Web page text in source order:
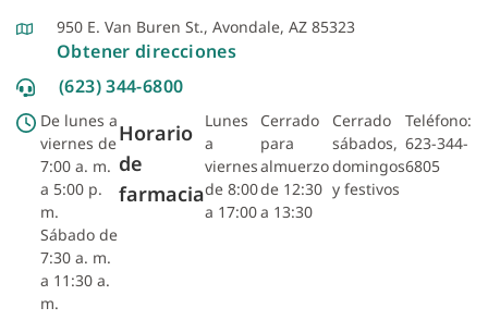
950 E. Van Buren St., Avondale, AZ 85323
Obtener direcciones
(623) 344-6800
De lunes a
viernes de
7:00 a. m.
a 5:00 p.
m.
Sábado de
7:30 a. m.
a 11:30 a.
m.
Horario
de
farmacia
Lunes
a
viernes
de 8:00
a 17:00
Cerrado
para
almuerzo
de 12:30
a 13:30
Cerrado
sábados,
domingos
y festivos
Teléfono:
623-344-
6805